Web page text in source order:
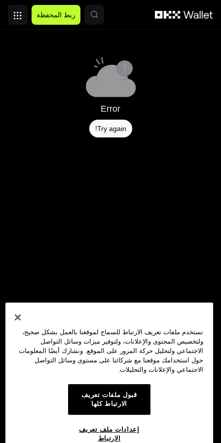
ربط المحفظة
Error
Try again!
نستخدم ملفات تعريف الارتباط للسماح لموقعنا بالعمل بشكل صحيح،
ولتخصيص المحتوى والإعلانات، ولتوفير ميزات وسائل التواصل
الاجتماعي ولتحليل حركة المرور على الموقع. ونشارك أيضًا المعلومات
حول استخدامك موقعنا مع شركائنا على مستوى وسائل التواصل
الاجتماعي والإعلانات والتحليلات.
قبول ملفات تعريف
الارتباط كلها
إعدادات ملف تعريف
الارتباط